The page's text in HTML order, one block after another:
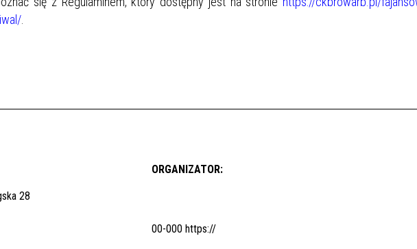
28
ORGANIZATOR:
00-000 https://